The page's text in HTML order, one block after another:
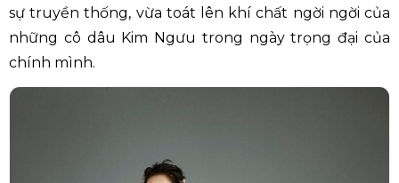
sự truyền thống, vừa toát lên khí chất ngời ngời của
những cô dâu Kim Ngưu trong ngày trọng đại của
chính mình.